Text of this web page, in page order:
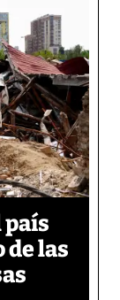
país
de las